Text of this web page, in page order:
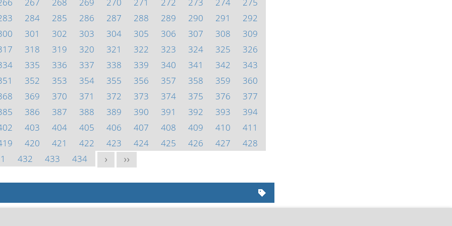
284 285 286 287 288 289 290 291
292
301 302 303 304 305 306 307 308
309
318 319 320 321 322 323 324 325
326
335 336 337 338 339 340 341 342
343
352 353 354 355 356 357 358 359
360
369 370 371 372 373 374 375 376
377
386 387 388 389 390 391 392 393
394
403 404 405 406 407 408 409 410
411
420 421 422 423 424 425 426 427
428
432 433 434 > >>